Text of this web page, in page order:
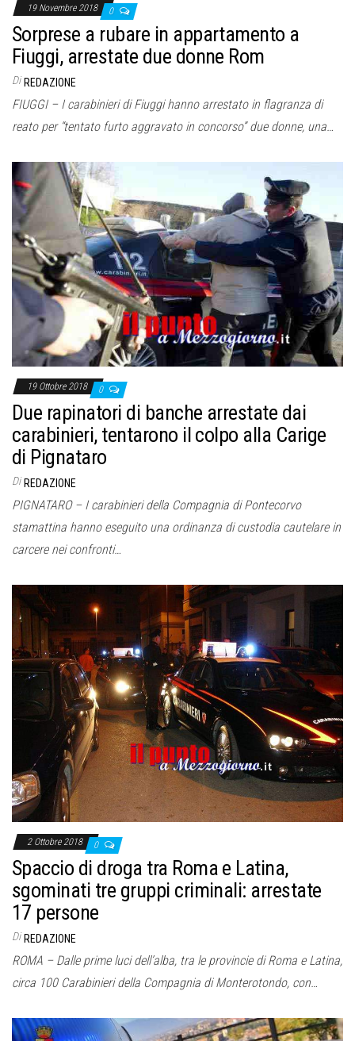
19 Novembre 2018 0
Sorprese a rubare in appartamento a
Fiuggi, arrestate due donne Rom
Di REDAZIONE
FIUGGI – I carabinieri di Fiuggi hanno arrestato in flagranza di
reato per “tentato furto aggravato in concorso” due donne, una…
19 Ottobre 2018 0
Due rapinatori di banche arrestate dai
carabinieri, tentarono il colpo alla Carige
di Pignataro
Di REDAZIONE
PIGNATARO – I carabinieri della Compagnia di Pontecorvo
stamattina hanno eseguito una ordinanza di custodia cautelare in
carcere nei confronti…
2 Ottobre 2018 0
Spaccio di droga tra Roma e Latina,
sgominati tre gruppi criminali: arrestate
17 persone
Di REDAZIONE
ROMA – Dalle prime luci dell’alba, tra le provincie di Roma e Latina,
circa 100 Carabinieri della Compagnia di Monterotondo, con…